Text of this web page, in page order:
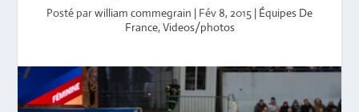
Posté parwilliam commegrain | Fév 8, 2015 | Équipes De
France, Videos/photos